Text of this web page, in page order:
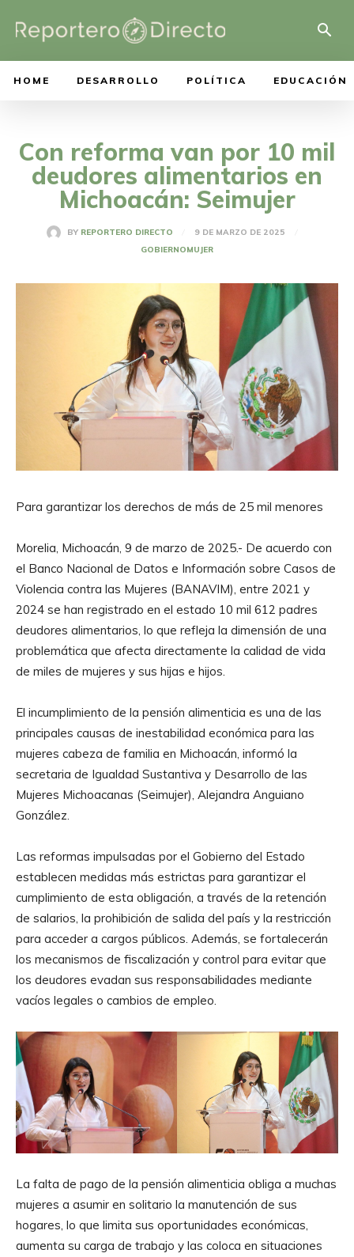
HOME DESARROLLO POLÍTICA EDUCACIÓN
Con reforma van por 10 mil
deudores alimentarios en
Michoacán: Seimujer
BY REPORTERO DIRECTO
9 DE MARZO DE 2025
GOBIERNOMUJER
Para garantizar los derechos de más de 25 mil menores
Morelia, Michoacán, 9 de marzo de 2025.- De acuerdo con
el Banco Nacional de Datos e Información sobre Casos de
Violencia contra las Mujeres (BANAVIM), entre 2021 y
2024 se han registrado en el estado 10 mil 612 padres
deudores alimentarios, lo que refleja la dimensión de una
problemática que afecta directamente la calidad de vida
de miles de mujeres y sus hijas e hijos.
El incumplimiento de la pensión alimenticia es una de las
principales causas de inestabilidad económica para las
mujeres cabeza de familia en Michoacán, informó la
secretaria de Igualdad Sustantiva y Desarrollo de las
Mujeres Michoacanas (Seimujer), Alejandra Anguiano
González.
Las reformas impulsadas por el Gobierno del Estado
establecen medidas más estrictas para garantizar el
cumplimiento de esta obligación, a través de la retención
de salarios, la prohibición de salida del país y la restricción
para acceder a cargos públicos. Además, se fortalecerán
los mecanismos de fiscalización y control para evitar que
los deudores evadan sus responsabilidades mediante
vacíos legales o cambios de empleo.
La falta de pago de la pensión alimenticia obliga a muchas
mujeres a asumir en solitario la manutención de sus
hogares, lo que limita sus oportunidades económicas,
aumenta su carga de trabajo y las coloca en situaciones